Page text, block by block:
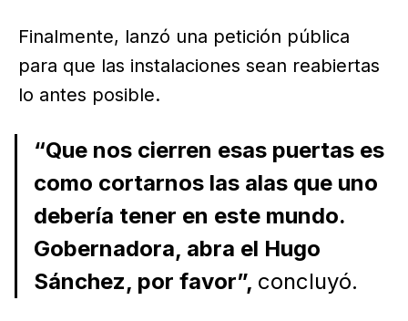
Finalmente, lanzó una petición pública
para que las instalaciones sean reabiertas
lo antes posible.
“Que nos cierren esas puertas es
como cortarnos las alas que uno
debería tener en este mundo.
Gobernadora, abra el Hugo
Sánchez, por favor”, concluyó.